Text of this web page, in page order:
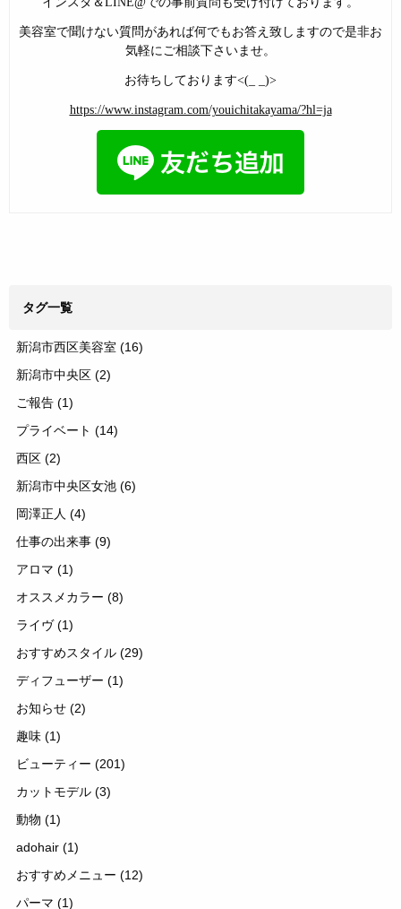
美容室で聞けない質問があれば何でもお答え致しますので是非お
気軽にご相談下さいませ。
お待ちしております<(_ _)>
https://www.instagram.com/youichitakayama/?hl=ja
タグ一覧
新潟市西区美容室 (16)
新潟市中央区 (2)
ご報告 (1)
プライベート (14)
西区 (2)
新潟市中央区女池 (6)
岡澤正人 (4)
仕事の出来事 (9)
アロマ (1)
オススメカラー (8)
ライヴ(1)
おすすめスタイル (29)
ディフューザー (1)
お知らせ (2)
趣味 (1)
ビューティー (201)
カットモデル (3)
動物 (1)
adohair (1)
おすすめメニュー (12)
パーマ (1)